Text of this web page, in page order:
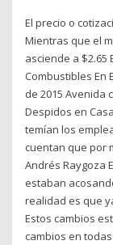
El precio o
Mientras que el
asciende a $2.65
Combustibles En
de 2015 Avenida
Despidos en
temían los
cuentan que por
Andrés Raygoza
estaban
realidad es que
Estos cambios
cambios en